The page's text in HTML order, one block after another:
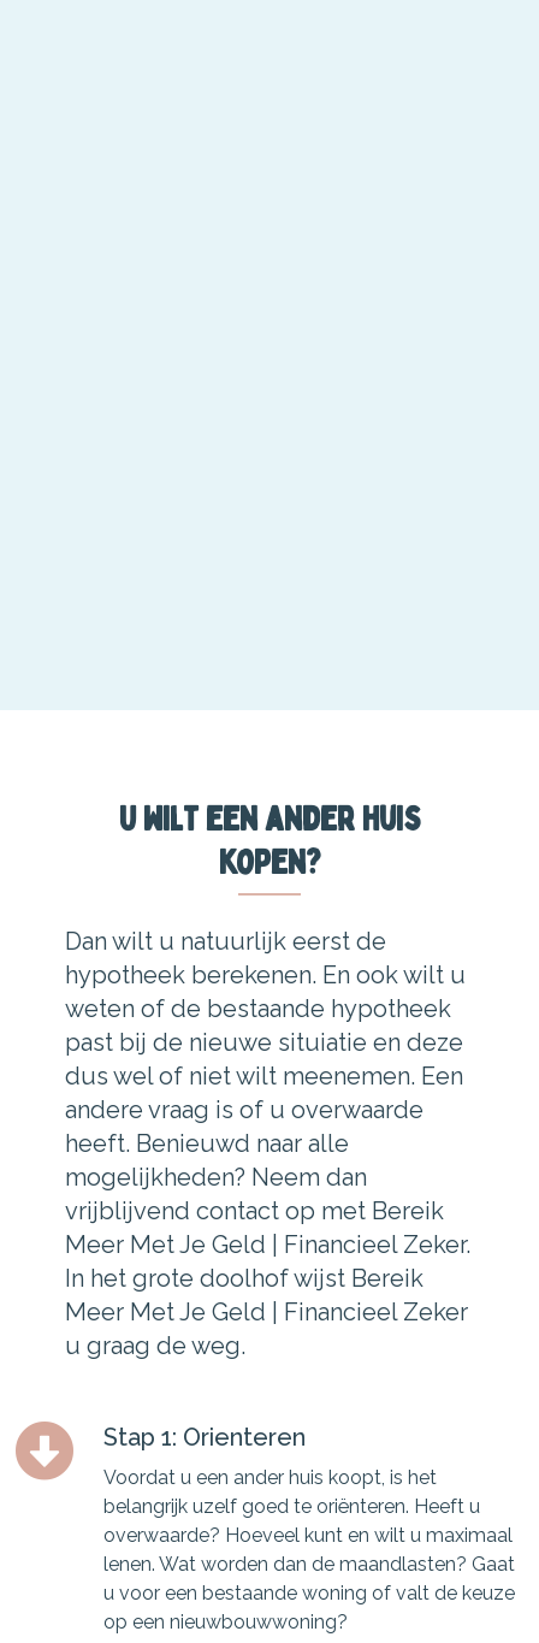
U wilt een ander huis
kopen?
Dan wilt u natuurlijk eerst de
hypotheek berekenen. En ook wilt u
weten of de bestaande hypotheek
past bij de nieuwe situiatie en deze
dus wel of niet wilt meenemen. Een
andere vraag is of u overwaarde
heeft. Benieuwd naar alle
mogelijkheden? Neem dan
vrijblijvend contact op met Bereik
Meer Met Je Geld | Financieel Zeker.
In het grote doolhof wijst Bereik
Meer Met Je Geld | Financieel Zeker
u graag de weg.
Stap 1: Orienteren
Voordat u een ander huis koopt, is het
belangrijk uzelf goed te oriënteren. Heeft u
overwaarde? Hoeveel kunt en wilt u maximaal
lenen. Wat worden dan de maandlasten? Gaat
u voor een bestaande woning of valt de keuze
op een nieuwbouwwoning?